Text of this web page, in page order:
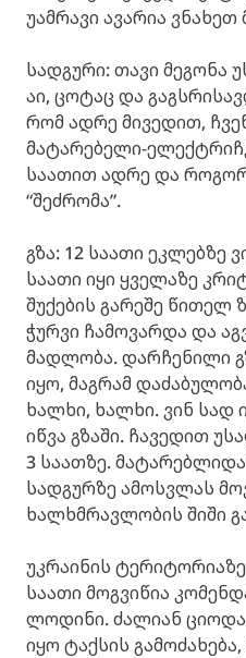
უამრავი ავარია ვნახეთ
სადგური: თავი მეგონა
აი, ცოტაც და
რომ ადრე მივედით,
მატარებელი-
საათით ადრე და
“შეძრომა”.
გზა: 12 საათი ეკლებზე
საათი იყი ყველაზე
შუქების გარეშე წითელ
ჭურვი ჩამოვარდა და
მადლობა. დარჩენილი
იყო, მაგრამ
ხალხი, ხალხი. ვინ სად
იწვა გზაში. ჩავედით
3 საათზე.
სადგურზე ამოსვლას
ხალხმრავლობის შიში
უკრაინის
საათი მოგვიწია
ლოდინი. ძალიან
იყო ტაქსის გამოძახება,